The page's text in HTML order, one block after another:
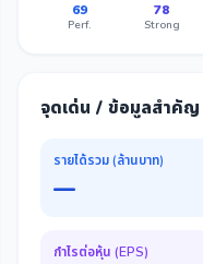
69
Perf.
78
Strong
จุดเด่น / ข้อมูลสำคัญ
รายได้รวม (ล้านบาท)
—
กำไรต่อหุ้น (EPS)